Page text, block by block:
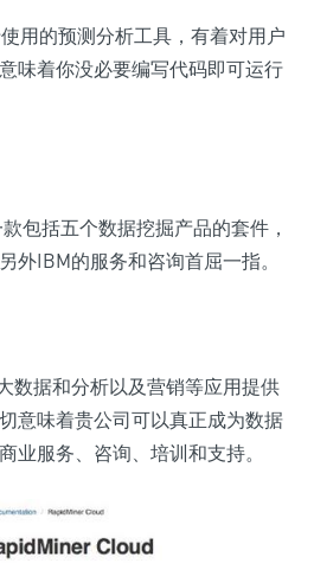
用的预测分析工具，有着对用户
味着你没必要编写代码即可运行
包括五个数据挖掘产品的套件，
外IBM的服务和咨询首屈一指。
数据和分析以及营销等应用提供
意味着贵公司可以真正成为数据
业服务、咨询、培训和支持。